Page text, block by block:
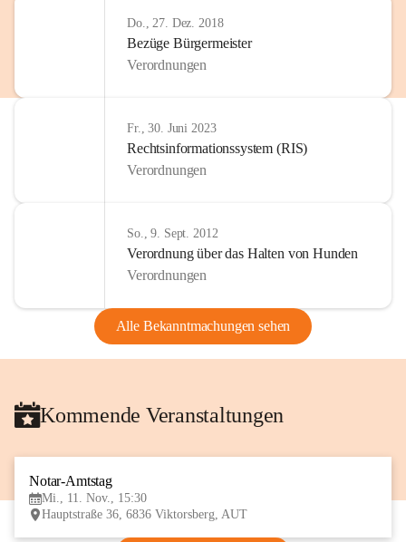
Do., 27. Dez. 2018
Bezüge Bürgermeister
Verordnungen
Fr., 30. Juni 2023
Rechtsinformationssystem (RIS)
Verordnungen
So., 9. Sept. 2012
Verordnung über das Halten von Hunden
Verordnungen
Alle Bekanntmachungen sehen
Kommende Veranstaltungen
Notar-Amtstag
Mi., 11. Nov., 15:30
Hauptstraße 36, 6836 Viktorsberg, AUT